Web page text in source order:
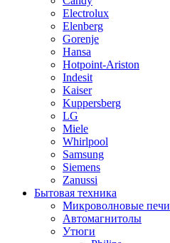
Electrolux
Elenberg
Gorenje
Hansa
Hotpoint-Ariston
Indesit
Kaiser
Kuppersberg
LG
Miele
Whirlpool
Samsung
Siemens
Zanussi
Бытовая техника
Микроволновые печи
Автомагнитолы
Утюги